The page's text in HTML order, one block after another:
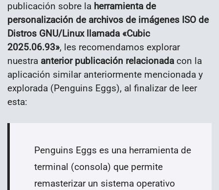
publicación sobre la herramienta de
personalización de archivos de imágenes ISO de
Distros GNU/Linux llamada «Cubic
2025.06.93», les recomendamos explorar
nuestra anterior publicación relacionada con la
aplicación similar anteriormente mencionada y
explorada (Penguins Eggs), al finalizar de leer
esta:
Penguins Eggs es una herramienta de
terminal (consola) que permite
remasterizar un sistema operativo